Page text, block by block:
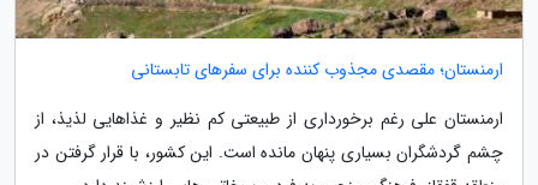
ارمنستان؛ مقصدی مجذوب کننده برای سفرهای تابستانی
ارمنستان علی رغم برخورداری از طبیعتی کم نظیر و غذاهایی لذیذ، از
چشم گردشگران بسیاری پنهان مانده است. این کشور، با قرار گرفتن در